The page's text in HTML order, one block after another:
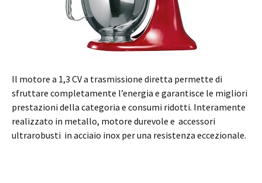
Il motore a 1,3 CV a trasmissione diretta permette di
sfruttare completamente l’energia e garantisce le migliori
prestazioni della categoria e consumi ridotti. Interamente
realizzato in metallo, motore durevole e accessori
ultrarobusti in acciaio inox per una resistenza eccezionale.